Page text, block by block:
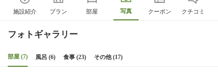
施設紹介 プラン 部屋 写真 クーポン クチコミ
フォトギャラリー
部屋 (7) 風呂 (6) 食事 (23) その他 (17)